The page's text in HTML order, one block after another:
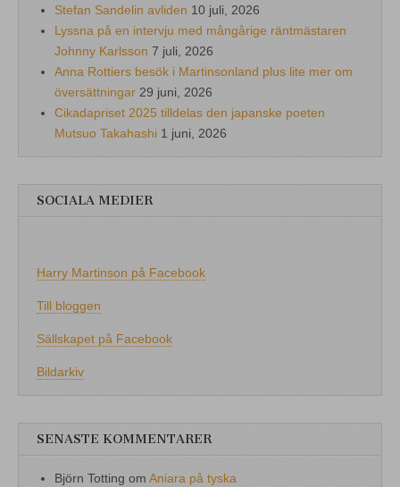
Stefan Sandelin avliden 10 juli, 2026
Lyssna på en intervju med mångårige räntmästaren
Johnny Karlsson 7 juli, 2026
Anna Rottiers besök i Martinsonland plus lite mer om
översättningar 29 juni, 2026
Cikadapriset 2025 tilldelas den japanske poeten
Mutsuo Takahashi 1 juni, 2026
SOCIALA MEDIER
Harry Martinson på Facebook
Till bloggen
Sällskapet på Facebook
Bildarkiv
SENASTE KOMMENTARER
Björn Totting om Aniara på tyska